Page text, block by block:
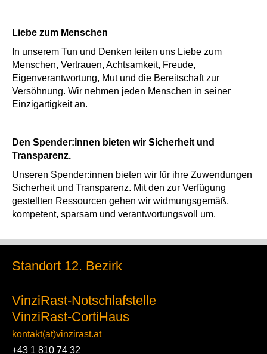
Liebe zum Menschen
In unserem Tun und Denken leiten uns Liebe zum
Menschen, Vertrauen, Achtsamkeit, Freude,
Eigenverantwortung, Mut und die Bereitschaft zur
Versöhnung. Wir nehmen jeden Menschen in seiner
Einzigartigkeit an.
Den Spender:innen bieten wir Sicherheit und
Transparenz.
Unseren Spender:innen bieten wir für ihre Zuwendungen
Sicherheit und Transparenz. Mit den zur Verfügung
gestellten Ressourcen gehen wir widmungsgemäß,
kompetent, sparsam und verantwortungsvoll um.
Standort 12. Bezirk
VinziRast-Notschlafstelle
VinziRast-CortiHaus
kontakt(at)vinzirast.at
+43 1 810 74 32